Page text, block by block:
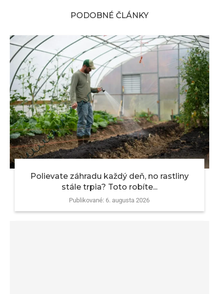
PODOBNÉ ČLÁNKY
Polievate záhradu každý deň, no rastliny
stále trpia? Toto robíte...
Publikované: 6. augusta 2026